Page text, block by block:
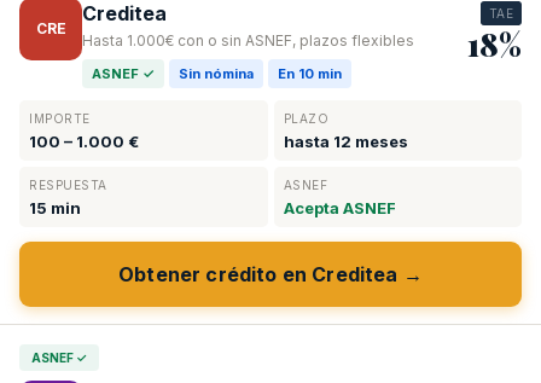
CRE
Creditea
Hasta 1.000€ con o sin ASNEF, plazos flexibles
ASNEF ✓ Sin nómina En 10 min
TAE
18%
IMPORTE
100 – 1.000 €
PLAZO
hasta 12 meses
RESPUESTA
15 min
ASNEF
Acepta ASNEF
Obtener crédito en Creditea →
ASNEF ✓